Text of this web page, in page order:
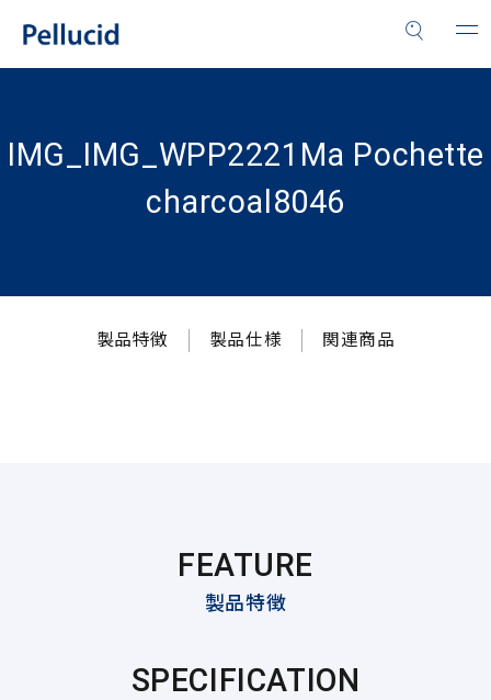
IMG_IMG_WPP2221Ma Pochette
charcoal8046
製品特徴 製品仕様 関連商品
FEATURE
製品特徴
SPECIFICATION